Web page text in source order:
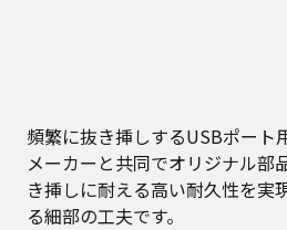
頻繁に抜き挿しするUSBポート
メーカーと共同でオリジナル部
き挿しに耐える高い耐久性を実
る細部の工夫です。